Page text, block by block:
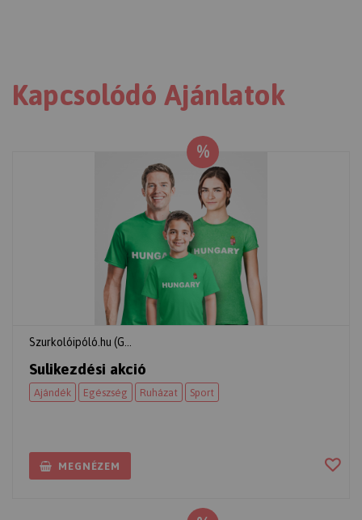
Kapcsolódó Ajánlatok
%
Szurkolóipóló.hu (G...
Sulikezdési akció
Ajándék Egészség Ruházat Sport
MEGNÉZEM